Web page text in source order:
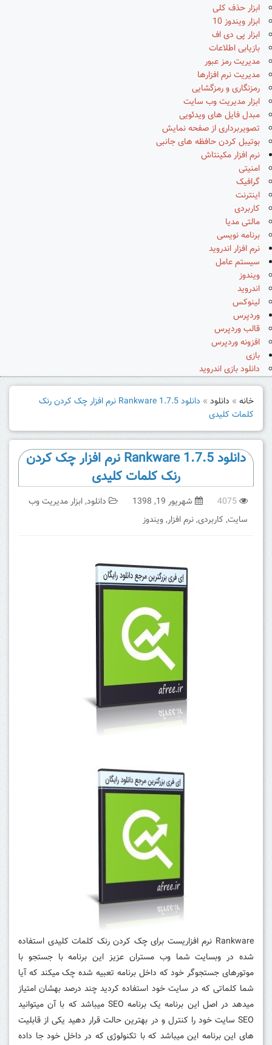
ابزار حذف کلی
ابزار ویندوز 10
ابزار پی دی اف
بازیابی اطلاعات
مدیریت رمز عبور
مدیریت نرم افزارها
رمزنگاری و رمزگشایی
ابزار مدیریت وب سایت
مبدل فایل های ویدئویی
تصویربرداری از صفحه نمایش
بوتیبل کردن حافظه های جانبی
نرم افزار مکینتاش
امنیتی
گرافیک
اینترنت
کاربردی
مالتی مدیا
برنامه نویسی
نرم افزار اندروید
سیستم عامل
ویندوز
اندروید
لینوکس
وردپرس
قالب وردپرس
افزونه وردپرس
بازی
دانلود بازی اندروید
خانه » دانلود »
دانلود Rankware 1.7.5 نرم افزار چک کردن رنک
کلمات کلیدی
دانلود Rankware 1.7.5 نرم افزار چک کردن
رنک کلمات کلیدی
4075 شهریور 19, 1398 دانلود,ابزار مدیریت وب
سایت, کاربردی,نرم افزار,ویندوز
Rankware نرم افزاریست برای چک کردن رنک کلمات کلیدی استفاده
شده در وبسایت شما وب مستران عزیز این برنامه با جستجو با
موتورهای جستجوگر خود که داخل برنامه تعبیه شده چک میکند که آیا
شما کلماتی که در سایت خود استفاده کردید چند درصد بهشان امتیاز
میدهد در اصل این برنامه یک برنامه SEO میباشد که با آن میتوانید
SEO سایت خود را کنترل و در بهترین حالت قرار دهید یکی از قابلیت
های این برنامه این میباشد که با تکنولوژی که در داخل خود جا داده